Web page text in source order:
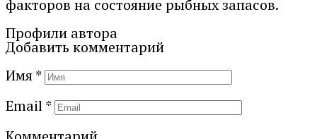
факторов на состояние рыбных запасов.
Профили автора
Добавить комментарий
Имя*
Email*